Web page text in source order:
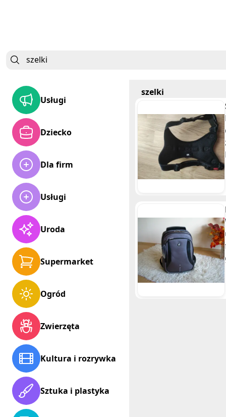
Usługi
Dziecko
Dla firm
Usługi
Uroda
Supermarket
Ogród
Zwierzęta
Kultura i rozrywka
Sztuka i plastyka
szelki